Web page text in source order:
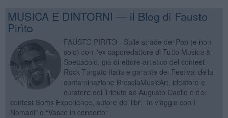
MUSICA E DINTORNI — il Blog di Fausto
Pirìto
FAUSTO PIRITO - Sulle strade del Pop (e non
solo) con l'ex caporedattore di Tutto Musica &
Spettacolo, già direttore artistico del contest
Rock Targato Italia e garante del Festival della
contaminazione BresciaMusicArt, ideatore e
curatore del Tributo ad Augusto Daolio e del
contest Soms Experience, autore dei libri “In viaggio con I
Nomadi” e “Vasco in concerto”